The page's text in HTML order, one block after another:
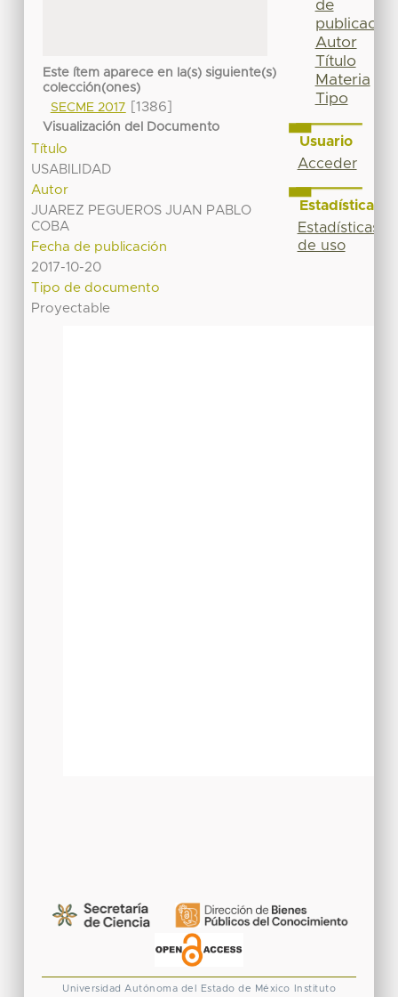
Este ítem aparece en la(s) siguiente(s)
colección(ones)
SECME 2017
[1386]
Visualización del Documento
Título
USABILIDAD
Autor
JUAREZ PEGUEROS JUAN PABLO
COBA
Fecha de publicación
2017-10-20
Tipo de documento
Proyectable
de
publicación
Autor
Título
Materia
Tipo
Usuario
Acceder
Estadísticas
Estadísticas
de uso
Universidad Autónoma del Estado de México Instituto